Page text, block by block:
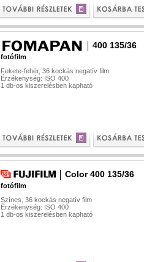
400 135/36
fotófilm
Fekete-fehér, 36 kockás negatív film
Érzékenység: ISO 400
1 db-os kiszerelésben kapható
Color 400 135/36
fotófilm
Színes, 36 kockás negatív film
Érzékenység: ISO 400
1 db-os kiszerelésben kapható